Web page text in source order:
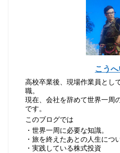
こう
高校卒業後、現場作業員とし
職。
現在、会社を辞めて世界一周
です。
このブログでは
・世界一周に必要な知識。
・旅を終えたあとの人生につ
・実践している株式投資